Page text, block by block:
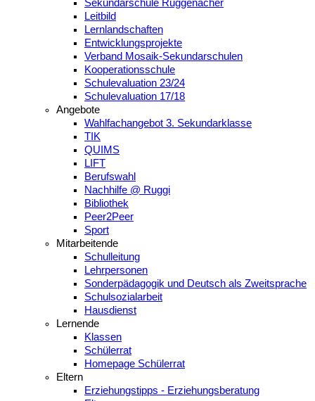
Sekundarschule Ruggenacher
Leitbild
Lernlandschaften
Entwicklungsprojekte
Verband Mosaik-Sekundarschulen
Kooperationsschule
Schulevaluation 23/24
Schulevaluation 17/18
Angebote
Wahlfachangebot 3. Sekundarklasse
TIK
QUIMS
LIFT
Berufswahl
Nachhilfe @ Ruggi
Bibliothek
Peer2Peer
Sport
Mitarbeitende
Schulleitung
Lehrpersonen
Sonderpädagogik und Deutsch als Zweitsprache
Schulsozialarbeit
Hausdienst
Lernende
Klassen
Schülerrat
Homepage Schülerrat
Eltern
Erziehungstipps - Erziehungsberatung